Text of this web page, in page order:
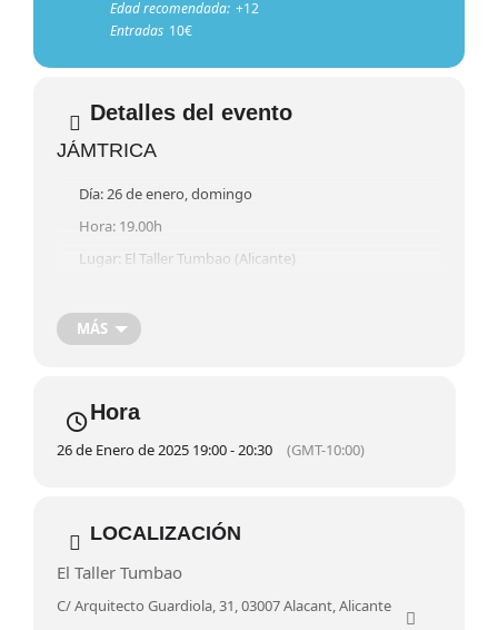
Edad recomendada: +12
Entradas 10€
Detalles del evento
JÁMTRICA
Día: 26 de enero, domingo
Hora: 19.00h
Lugar: El Taller Tumbao (Alicante)
MÁS
Hora
26 de Enero de 2025 19:00 - 20:30 (GMT-10:00)
LOCALIZACIÓN
El Taller Tumbao
C/ Arquitecto Guardiola, 31, 03007 Alacant, Alicante